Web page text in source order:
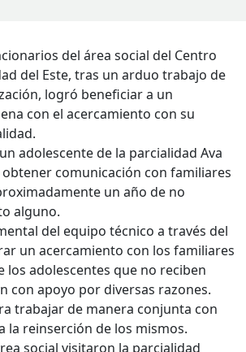
del área social del Centro
del Este, tras un arduo trabajo de
logró beneficiar a un
con el acercamiento con su
adolescente de la parcialidad Ava
comunicación con familiares
un año de no
alguno.
del equipo técnico a través del
un acercamiento con los familiares
los adolescentes que no reciben
con apoyo por diversas razones.
trabajar de manera conjunta con
la reinserción de los mismos.
social visitaron la parcialidad